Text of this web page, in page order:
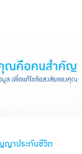
ญาประกันชีวิต